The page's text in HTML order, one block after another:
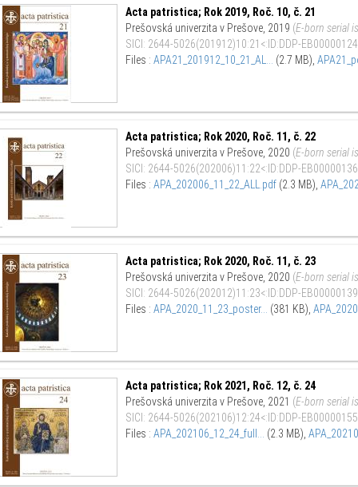
Acta patristica; Rok 2019, Roč. 10, č. 21
Prešovská univerzita v Prešove, 2019 (E-born serial
SICI : 2644-5026(201912)10:21<:ID:DDP-
Files : APA21_201912_10_21_AL... (2.7 MB),
Acta patristica; Rok 2020, Roč. 11, č. 22
Prešovská univerzita v Prešove, 2020 (E-born serial
SICI : 2644-5026(202006)11:22<:ID:DDP-
Files : APA_202006_11_22_ALL.pdf (2.3 MB),
Acta patristica; Rok 2020, Roč. 11, č. 23
Prešovská univerzita v Prešove, 2020 (E-born serial
SICI : 2644-5026(202012)11:23<:ID:DDP-
Files : APA_2020_11_23_poster... (381 KB),
Acta patristica; Rok 2021, Roč. 12, č. 24
Prešovská univerzita v Prešove, 2021 (E-born serial
SICI : 2644-5026(202106)12:24<:ID:DDP-
Files : APA_202106_12_24_full... (2.3 MB),